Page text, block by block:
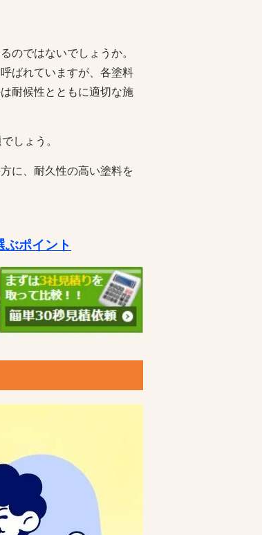
のではないでしょうか。
ばれていますが、各塗料
耐候性とともに適切な施
しょう。
に、耐久性の高い塗料を
ポイント